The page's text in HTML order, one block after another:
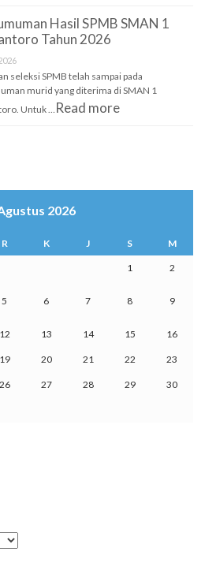
Hasil SPMB SMAN 1
Tahun 2026
seleksi SPMB telah sampai pada
murid yang diterima di SMAN 1
Untuk …
Read more
2026
R K J S M
1 2
5 6 7 8 9
12 13 14 15 16
19 20 21 22 23
26 27 28 29 30